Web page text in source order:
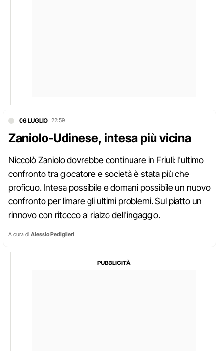
06 LUGLIO 22:59
Zaniolo-Udinese, intesa più vicina
Niccolò Zaniolo dovrebbe continuare in Friuli: l'ultimo
confronto tra giocatore e società è stata più che
proficuo. Intesa possibile e domani possibile un nuovo
confronto per limare gli ultimi problemi. Sul piatto un
rinnovo con ritocco al rialzo dell'ingaggio.
A cura di Alessio Pediglieri